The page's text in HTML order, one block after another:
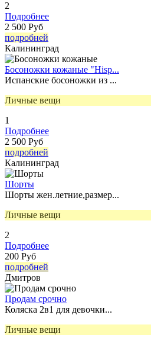
2
Подробнее
2 500 Руб
подробней
Калининград
Босоножки кожаные "Hisp...
Испанские босоножки из ...
Личные вещи
1
Подробнее
2 500 Руб
подробней
Калининград
Шорты
Шорты жен.летние,размер...
Личные вещи
2
Подробнее
200 Руб
подробней
Дмитров
Продам срочно
Коляска 2в1 для девочки...
Личные вещи